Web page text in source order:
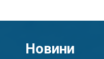
Новини